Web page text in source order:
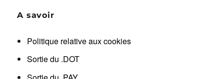
A savoir
Politique relative aux cookies
Sortie du .DOT